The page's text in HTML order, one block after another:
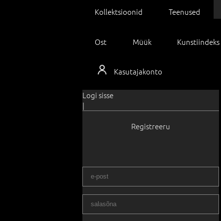
Kollektsioonid Teenused
Ost Müük Kunstiindeks
Kasutajakonto
Logi sisse
|
Registreeru